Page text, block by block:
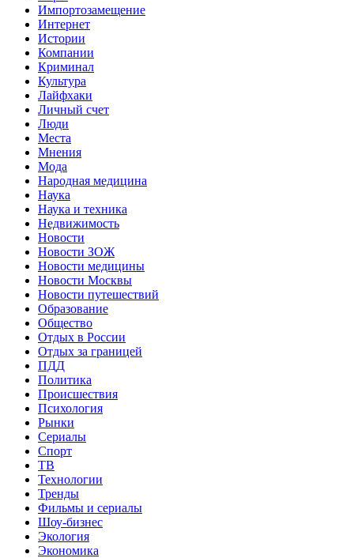
Импортозамещение
Интернет
Истории
Компании
Криминал
Культура
Лайфхаки
Личный счет
Люди
Места
Мнения
Мода
Народная медицина
Наука
Наука и техника
Недвижимость
Новости
Новости ЗОЖ
Новости медицины
Новости Москвы
Новости путешествий
Образование
Общество
Отдых в России
Отдых за границей
ПДД
Политика
Происшествия
Психология
Рынки
Сериалы
Спорт
ТВ
Технологии
Тренды
Фильмы и сериалы
Шоу-бизнес
Экология
Экономика